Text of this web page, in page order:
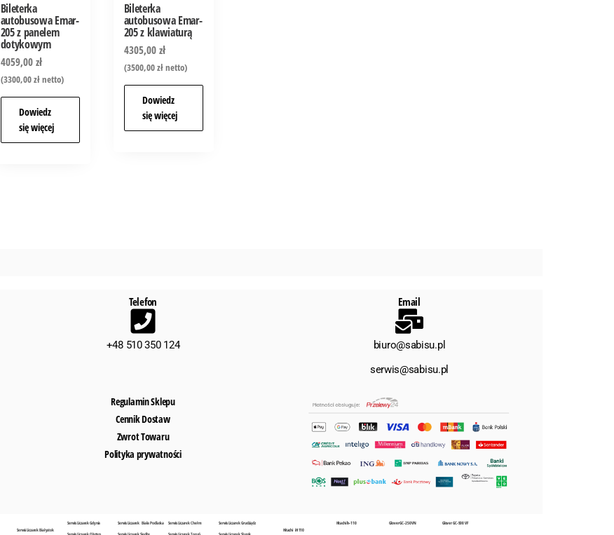
Bileterka
autobusowa Emar-
205 z panelem
dotykowym
4059,00zł
(3300,00złnetto)
Dowiedz
się więcej
Bileterka
autobusowa Emar-
205 z klawiaturą
4305,00zł
(3500,00złnetto)
Dowiedz
się więcej
Telefon
+48 510 350 124
Email
biuro@sabisu.pl
serwis@sabisu.pl
Regulamin Sklepu
Cennik Dostaw
Zwrot Towaru
Polityka prywatności
Serwis Liczarek Białystok
Serwis Liczarek Gdynia
Serwis Liczarek Biała Podlaska
Serwis Liczarek Chełm
Serwis Liczarek Grudziądz
Hitachi iH 110
Hitachi ih-110 Glover GC-250 VN Glover GC-500 VF